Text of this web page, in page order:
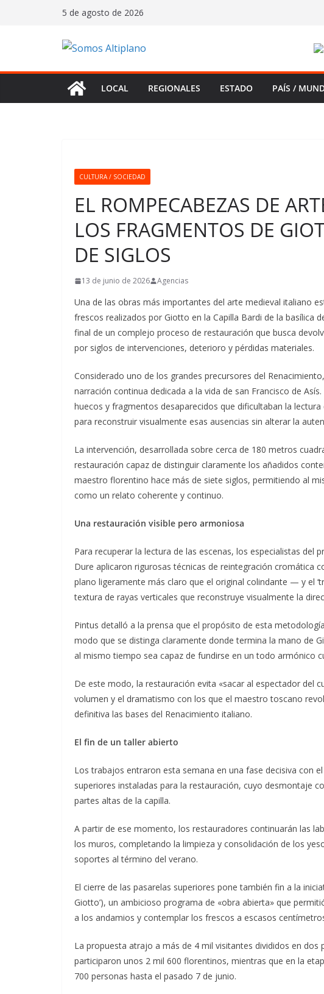
5 de agosto de 2026
LOCAL REGIONALES ESTADO PAÍS /
CULTURA / SOCIEDAD
EL ROMPECABEZAS DE
LOS FRAGMENTOS DE
DE SIGLOS
13 de junio de 2026 Agencias
Una de las obras más importantes del arte medieval italiano
frescos realizados por Giotto en la Capilla Bardi de la basílica
final de un complejo proceso de restauración que busca
por siglos de intervenciones, deterioro y pérdidas materiales.
Considerado uno de los grandes precursores del
narración continua dedicada a la vida de san Francisco de
huecos y fragmentos desaparecidos que dificultaban la
para reconstruir visualmente esas ausencias sin alterar la
La intervención, desarrollada sobre cerca de 180 metros
restauración capaz de distinguir claramente los añadidos
maestro florentino hace más de siete siglos, permitiendo al
como un relato coherente y continuo.
Una restauración visible pero armoniosa
Para recuperar la lectura de las escenas, los especialistas del
Dure aplicaron rigurosas técnicas de reintegración cromática
plano ligeramente más claro que el original colindante — y el
textura de rayas verticales que reconstruye visualmente la
Pintus detalló a la prensa que el propósito de esta
modo que se distinga claramente donde termina la mano de
al mismo tiempo sea capaz de fundirse en un todo armónico
De este modo, la restauración evita «sacar al espectador del
volumen y el dramatismo con los que el maestro toscano
definitiva las bases del Renacimiento italiano.
El fin de un taller abierto
Los trabajos entraron esta semana en una fase decisiva con
superiores instaladas para la restauración, cuyo desmontaje
partes altas de la capilla.
A partir de ese momento, los restauradores continuarán las
los muros, completando la limpieza y consolidación de los
soportes al término del verano.
El cierre de las pasarelas superiores pone también fin a la
Giotto’), un ambicioso programa de «obra abierta» que
a los andamios y contemplar los frescos a escasos
La propuesta atrajo a más de 4 mil visitantes divididos en dos
participaron unos 2 mil 600 florentinos, mientras que en la
700 personas hasta el pasado 7 de junio.